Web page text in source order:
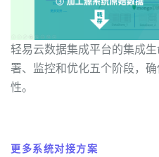
轻易云数据集成平台的集成
署、监控和优化五个阶段，
性。
更多系统对接方案